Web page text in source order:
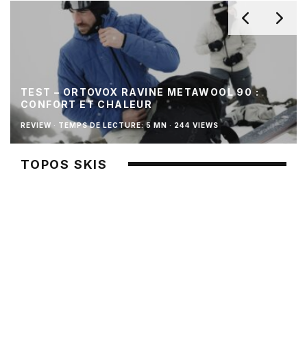
TEST – ORTOVOX RAVINE METAWOOL 90 :
CONFORT ET CHALEUR
REVIEW · TEMPS DE LECTURE: 5 MN · 244 VIEWS
TOPOS SKIS